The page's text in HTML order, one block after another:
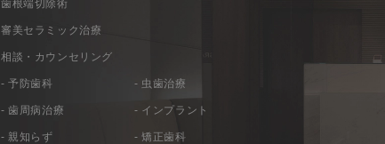
歯根端切除術
審美セラミック治療
相談・カウンセリング
- 予防歯科 - 虫歯治療
- 歯周病治療 - インプラント
- 親知らず - 矯正歯科